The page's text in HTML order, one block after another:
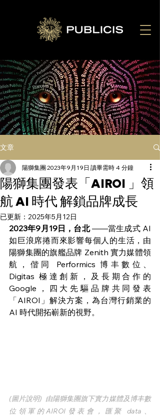
文章
陽獅集團發表「AIROI 」領
航 AI 時代 解鎖品牌成長
陽獅集團 2023年9月19日 讀畢需時 4 分鐘
已更新： 2025年5月12日
2023年9月19日，台北 ——當生成式 AI
如巨浪席捲而來影響每個人的生活，由
陽獅集團的旗艦品牌 Zenith 實力媒體領
航，偕同 Performics 博丰數位、
Digitas 極達創新，及長期合作的
Google，四大先驅品牌共同發表
「AIROI」解決方案，為台灣行銷業的
AI 時代開拓嶄新的視野。
(圖片說明)  由陽獅集團旗下實力媒體及博丰數
位領軍的AIROI發表會，匯聚 data、